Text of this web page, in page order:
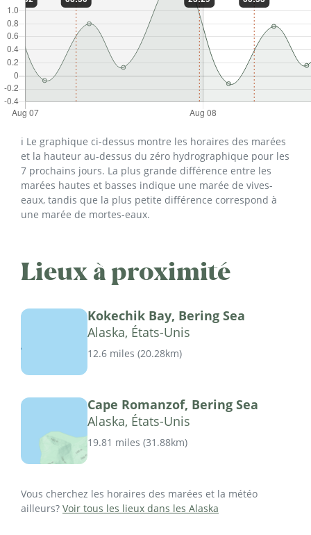
ℹ️ Le graphique ci-dessus montre les horaires des marées
et la hauteur au-dessus du zéro hydrographique pour les
7 prochains jours. La plus grande différence entre les
marées hautes et basses indique une marée de vives-
eaux, tandis que la plus petite différence correspond à
une marée de mortes-eaux.
Lieux à proximité
Kokechik Bay, Bering Sea
Alaska, États-Unis
12.6 miles (20.28km)
Cape Romanzof, Bering Sea
Alaska, États-Unis
19.81 miles (31.88km)
Vous cherchez les horaires des marées et la météo
ailleurs? Voir tous les lieux dans les Alaska